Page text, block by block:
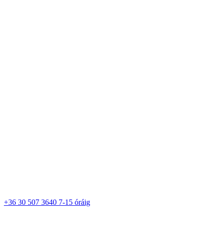
+36 30 507 3640 7-15 óráig